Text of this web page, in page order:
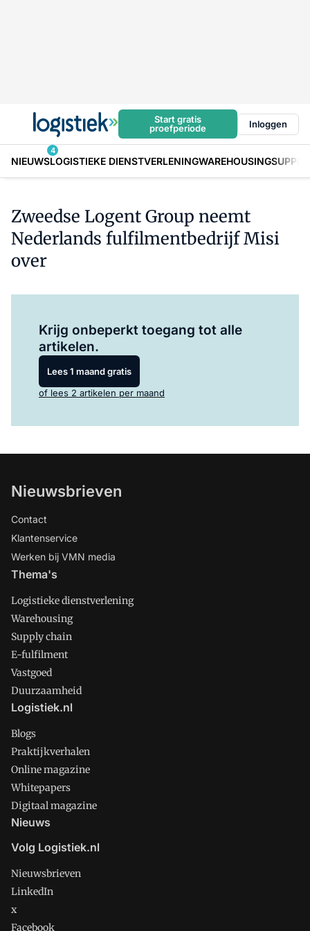
Start gratis
proefperiode
Inloggen
NIEUWS
4
LOGISTIEKE DIENSTVERLENINGWAREHOUSING
Zweedse Logent Group neemt
Nederlands fulfilmentbedrijf Misi
over
Krijg onbeperkt toegang tot alle
artikelen.
Lees 1 maand gratis
of lees 2 artikelen per maand
Nieuwsbrieven
Contact
Klantenservice
Werken bij VMN media
Thema's
Logistieke dienstverlening
Warehousing
Supply chain
E-fulfilment
Vastgoed
Duurzaamheid
Logistiek.nl
Blogs
Praktijkverhalen
Online magazine
Whitepapers
Digitaal magazine
Nieuws
Volg Logistiek.nl
Nieuwsbrieven
LinkedIn
x
Facebook